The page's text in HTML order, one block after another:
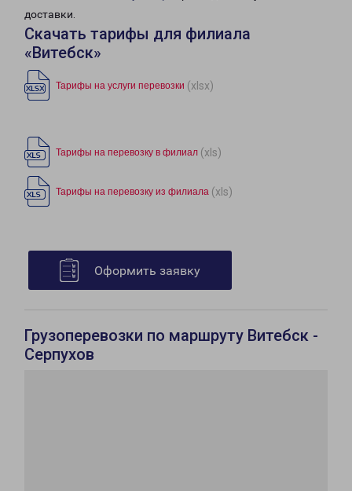
доставки.
Скачать тарифы для филиала
«Витебск»
Тарифы на услуги перевозки (xlsx)
Тарифы на перевозку в филиал (xls)
Тарифы на перевозку из филиала (xls)
Оформить заявку
Грузоперевозки по маршруту Витебск -
Серпухов